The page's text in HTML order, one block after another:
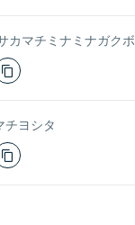
カマチミナミナガクボ
チヨシタ